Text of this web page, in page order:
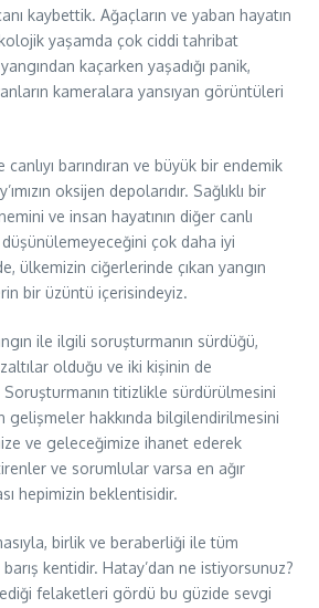
kaybettik. Ağaçların ve yaban hayatın
yaşamda çok ciddi tahribat
kaçarken yaşadığı panik,
kameralara yansıyan görüntüleri
canlıyı barındıran ve büyük bir endemik
oksijen depolarıdır. Sağlıklı bir
ve insan hayatının diğer canlı
düşünülemeyeceğini çok daha iyi
ülkemizin ciğerlerinde çıkan yangın
bir üzüntü içerisindeyiz.
ile ilgili soruşturmanın sürdüğü,
olduğu ve iki kişinin de
Soruşturmanın titizlikle sürdürülmesini
hakkında bilgilendirilmesini
ve geleceğimize ihanet ederek
ve sorumlular varsa en ağır
hepimizin beklentisidir.
birlik ve beraberliği ile tüm
kentidir. Hatay’dan ne istiyorsunuz?
felaketleri gördü bu güzide sevgi